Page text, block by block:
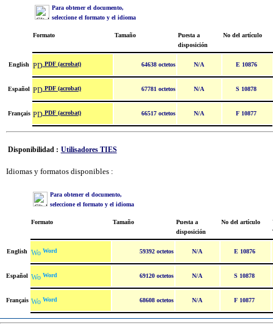
Para obtener el documento,
seleccione el formato y el idioma
Formato Tamaño
Puesta a
disposición
No del artículo
English PDF (acrobat) 64638 octetos N/A E 10876
Español PDF (acrobat) 67781 octetos N/A S 10878
Français PDF (acrobat) 66517 octetos N/A F 10877
Disponibilidad : Utilisadores TIES
Idiomas y formatos disponibles :
Para obtener el documento,
seleccione el formato y el idioma
Formato Tamaño
Puesta a
disposición
No del artículo
English Word 59392 octetos N/A E 10876
Español Word 69120 octetos N/A S 10878
Français Word 68608 octetos N/A F 10877